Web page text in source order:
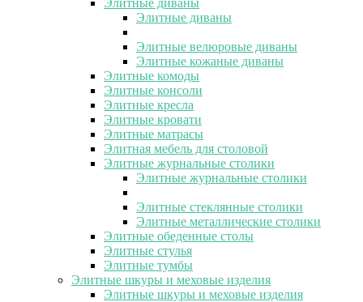
Элитные диваны
Элитные велюровые диваны
Элитные кожаные диваны
Элитные комоды
Элитные консоли
Элитные кресла
Элитные кровати
Элитные матрасы
Элитная мебель для столовой
Элитные журнальные столики
Элитные журнальные столики
Элитные стеклянные столики
Элитные металлические столики
Элитные обеденные столы
Элитные стулья
Элитные тумбы
Элитные шкуры и меховые изделия
Элитные шкуры и меховые изделия